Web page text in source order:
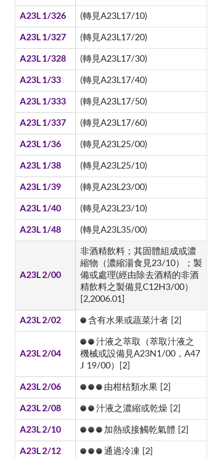
A23L 1/326 (轉見A23L17/10)
A23L 1/327 (轉見A23L17/20)
A23L 1/328 (轉見A23L17/30)
A23L 1/33 (轉見A23L17/40)
A23L 1/333 (轉見A23L17/50)
A23L 1/337 (轉見A23L17/60)
A23L 1/36 (轉見A23L25/00)
A23L 1/38 (轉見A23L25/10)
A23L 1/39 (轉見A23L23/00)
A23L 1/40 (轉見A23L23/10)
A23L 1/48 (轉見A23L35/00)
A23L 2/00
非酒精飲料；其固體組成或濃
縮物（濃縮湯食見23/10）；製
備或處理(經由除去酒精的非酒
精飲料之製備見C12H3/00）
[2,2006.01]
A23L 2/02 含有水果或蔬菜汁者 [2]
A23L 2/04
汁液之萃取（萃取汁液之
機械或設備見A23N1/00，A47
J 19/00）[2]
A23L 2/06 由柑桔類水果 [2]
A23L 2/08 汁液之濃縮或乾燥 [2]
A23L 2/10 加熱或接觸乾氣體 [2]
A23L 2/12 通過冷凍 [2]